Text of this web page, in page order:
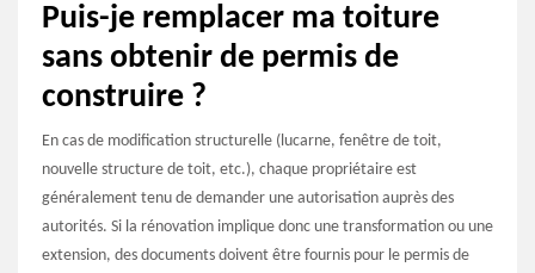
Puis-je remplacer ma toiture
sans obtenir de permis de
construire ?
En cas de modification structurelle (lucarne, fenêtre de toit,
nouvelle structure de toit, etc.), chaque propriétaire est
généralement tenu de demander une autorisation auprès des
autorités. Si la rénovation implique donc une transformation ou une
extension, des documents doivent être fournis pour le permis de